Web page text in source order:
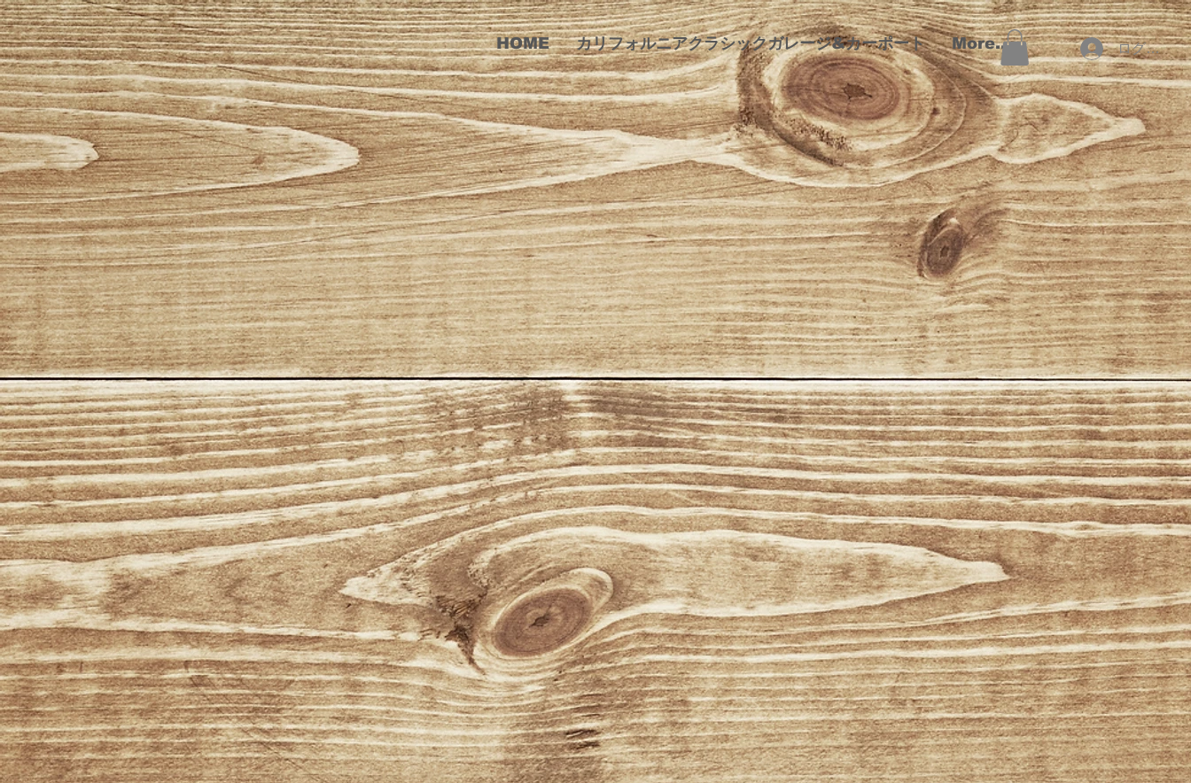
HOME カリフォルニアクラシックガレージ&カーポート More... ログイン